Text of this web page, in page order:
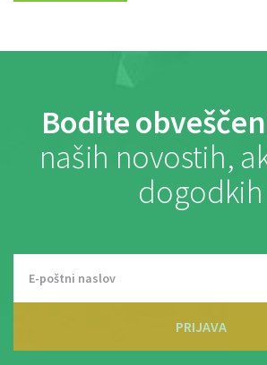
Bodite
naših novostih,
dogodkih
PRIJAVA